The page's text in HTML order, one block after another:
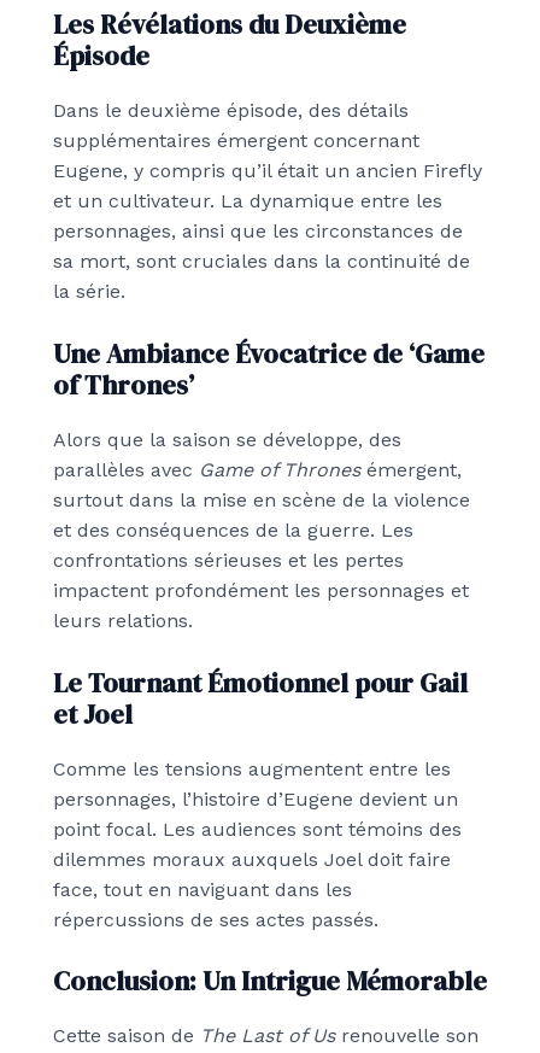
Les Révélations du Deuxième
Épisode
Dans le deuxième épisode, des détails
supplémentaires émergent concernant
Eugene, y compris qu’il était un ancien Firefly
et un cultivateur. La dynamique entre les
personnages, ainsi que les circonstances de
sa mort, sont cruciales dans la continuité de
la série.
Une Ambiance Évocatrice de ‘Game
of Thrones’
Alors que la saison se développe, des
parallèles avec Game of Thronesémergent,
surtout dans la mise en scène de la violence
et des conséquences de la guerre. Les
confrontations sérieuses et les pertes
impactent profondément les personnages et
leurs relations.
Le Tournant Émotionnel pour Gail
et Joel
Comme les tensions augmentent entre les
personnages, l’histoire d’Eugene devient un
point focal. Les audiences sont témoins des
dilemmes moraux auxquels Joel doit faire
face, tout en naviguant dans les
répercussions de ses actes passés.
Conclusion: Un Intrigue Mémorable
Cette saison de The Last of Usrenouvelle son